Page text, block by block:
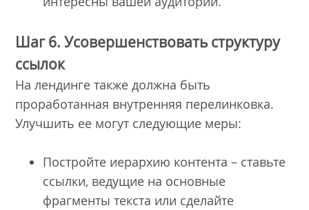
Шаг 6. Усовершенствовать структуру
ссылок
На лендинге также должна быть
проработанная внутренняя перелинковка.
Улучшить ее могут следующие меры:
Постройте иерархию контента – ставьте
ссылки, ведущие на основные
фрагменты текста или сделайте